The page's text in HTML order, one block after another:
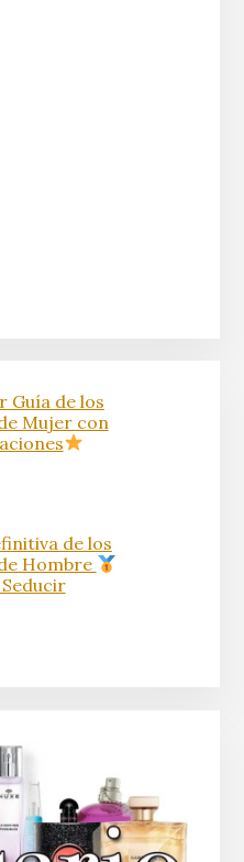
Guía de los
Mujer con
de los
Hombre